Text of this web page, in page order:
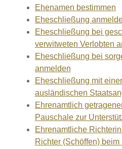
Ehenamen bestimmen
Eheschließung
Eheschließung bei
verwitweten Verlobten
Eheschließung bei
anmelden
Eheschließung mit
ausländischen
Ehrenamtlich
Pauschale zur
Ehrenamtliche
Richter (Schöffen)